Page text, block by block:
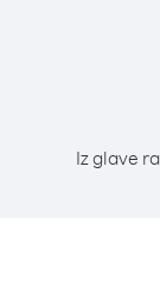
Iz glave